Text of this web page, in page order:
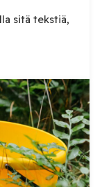
sitä tekstiä,